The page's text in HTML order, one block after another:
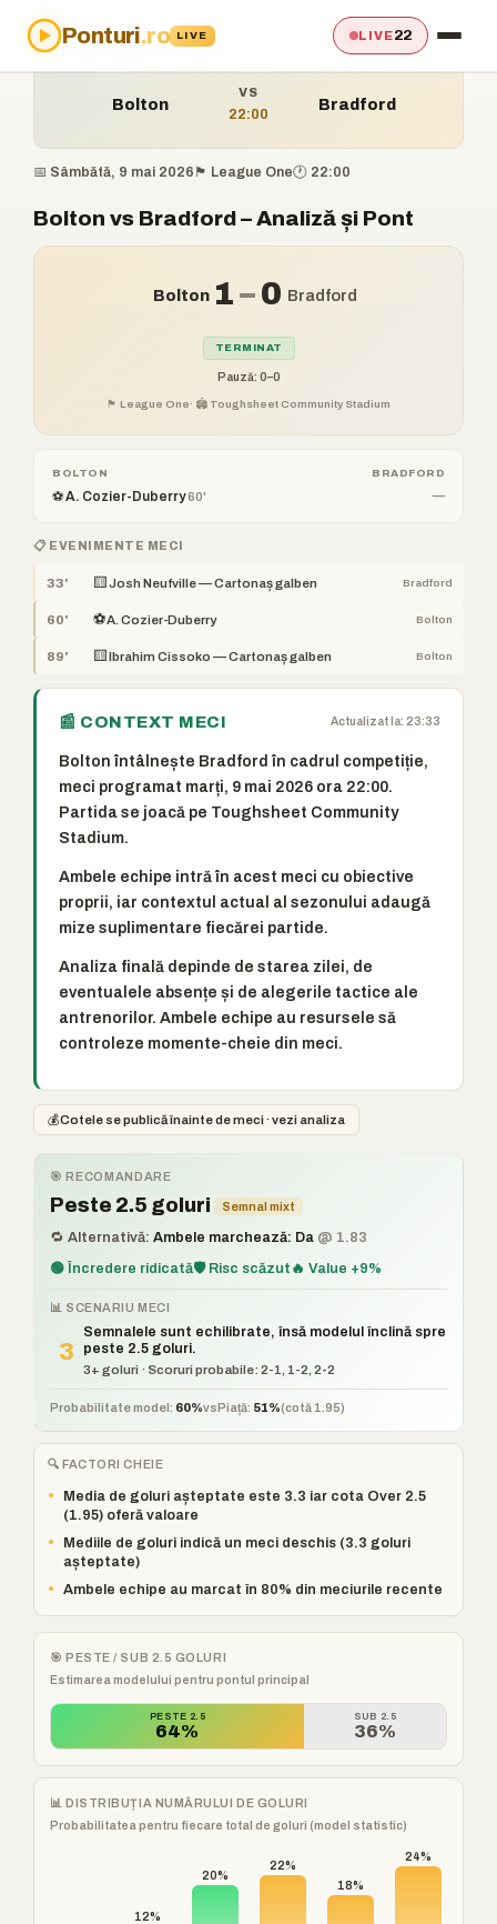
Ponturi.ro LIVE LIVE22
Acasă›Ponturi›Bolton vs Bradford
Bolton
VS
22:00
Bradford
📅 Sâmbătă, 9 mai 2026 🏴󠁧󠁢󠁥󠁮󠁧󠁿 League One🕐 22:00
Bolton vs Bradford – Analiză și Pont
Bolton 1–0 Bradford
TERMINAT
Pauză: 0–0
🏴󠁧󠁢󠁥󠁮󠁧󠁿 League One· 🏟️ Toughsheet Community Stadium
BOLTON
⚽ A. Cozier-Duberry60'
BRADFORD
—
📋 EVENIMENTE MECI
33' 🟨 Josh Neufville — Cartonaș galben Bradford
60' ⚽A. Cozier-Duberry Bolton
89' 🟨 Ibrahim Cissoko — Cartonaș galben Bolton
📰 CONTEXT MECI Actualizat la: 23:33
Bolton întâlnește Bradford în cadrul competiție,
meci programat marți, 9 mai 2026 ora 22:00.
Partida se joacă pe Toughsheet Community
Stadium.
Ambele echipe intră în acest meci cu obiective
proprii, iar contextul actual al sezonului adaugă
mize suplimentare fiecărei partide.
Analiza finală depinde de starea zilei, de
eventualele absențe și de alegerile tactice ale
antrenorilor. Ambele echipe au resursele să
controleze momente-cheie din meci.
💰Cotele se publică înainte de meci · vezi analiza
🎯 RECOMANDARE
Peste 2.5 goluri Semnal mixt
🔁 Alternativă: Ambele marchează: Da @ 1.83
🟢 Încredere ridicată🛡️ Risc scăzut 🔥 Value +9%
📊 SCENARIU MECI
3
Semnalele sunt echilibrate, însă modelul înclină spre
peste 2.5 goluri.
3+ goluri · Scoruri probabile: 2-1, 1-2, 2-2
Probabilitate model: 60%vsPiață: 51%(cotă 1.95)
🔍 FACTORI CHEIE
•
Media de goluri așteptate este 3.3 iar cota Over 2.5
(1.95) oferă valoare
•
Mediile de goluri indică un meci deschis (3.3 goluri
așteptate)
•
Ambele echipe au marcat în 80% din meciurile recente
🎯 PESTE / SUB 2.5 GOLURI
Estimarea modelului pentru pontul principal
PESTE 2.5
64%
SUB 2.5
36%
📊 DISTRIBUȚIA NUMĂRULUI DE GOLURI
Probabilitatea pentru fiecare total de goluri (model statistic)
12%
20%
22%
18%
24%